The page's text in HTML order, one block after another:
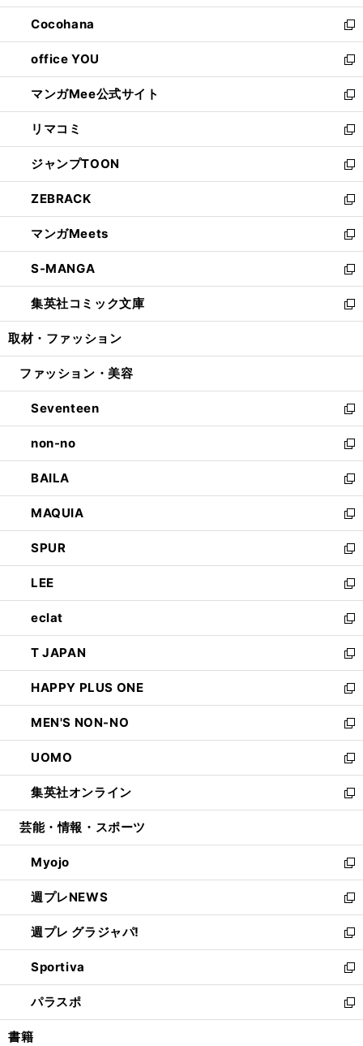
開
く
ウ
で
開
く
ン
ド
ウ
で
開
く
し
い
ウ
ィ
ン
ド
ウ
で
開
く
Cocohana
新
し
い
ウ
ィ
ン
ド
ウ
で
開
く
office YOU
新
し
い
ウ
ィ
ン
ド
ウ
で
開
く
マンガMee公式サイト
新
し
い
ウ
ィ
ン
ド
ウ
で
開
く
リマコミ
新
し
い
ウ
ィ
ン
ド
ウ
で
開
く
ジャンプTOON
新
し
い
ウ
ィ
ン
ド
ウ
で
開
ZEBRACK
新
し
い
ウ
ィ
ン
ド
ウ
開
マンガMeets
新
し
い
ウ
ィ
ン
ウ
開
く
S-MANGA
新
し
い
ウ
ン
ウ
で
開
く
集英社コミック文庫
新
し
ウ
ン
ド
ウ
で
開
く
取材・ファッション
ファッション・美容
Seventeen
新
し
い
ウ
ィ
ン
ド
ウ
で
開
く
non-no
新
し
い
ウ
ィ
ン
ド
ウ
で
開
く
BAILA
新
し
い
ウ
ィ
ン
ド
ウ
で
開
く
MAQUIA
新
し
い
ウ
ィ
ン
ド
ウ
で
開
く
SPUR
新
し
い
ウ
ィ
ン
ド
ウ
で
開
く
LEE
新
し
い
ウ
ィ
ン
ド
ウ
で
開
く
eclat
新
し
い
ウ
ィ
ン
ド
ウ
で
開
く
T JAPAN
新
し
い
ウ
ィ
ン
ド
ウ
で
開
HAPPY PLUS ONE
新
し
い
ウ
ィ
ン
ド
ウ
開
く
MEN'S NON-NO
新
し
い
ウ
ィ
ン
ウ
で
開
く
UOMO
新
し
い
ウ
ン
ド
ウ
で
開
く
集英社オンライン
新
し
ウ
ィ
ン
ド
ウ
で
開
く
芸能・情報・スポーツ
Myojo
新
し
い
ウ
ィ
ン
ド
ウ
で
開
週プレNEWS
新
し
い
ウ
ィ
ン
ド
ウ
週プレ グラジャパ!
新
し
い
ウ
ィ
ン
Sportiva
新
し
い
ウ
パラスポ
新
し
書籍